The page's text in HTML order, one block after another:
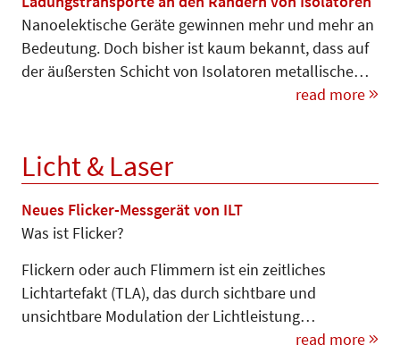
Nanoelektische Geräte gewinnen mehr und mehr an
Bedeutung. Doch bisher ist kaum bekannt, dass auf
der äußersten Schicht von Isolatoren metallische…
read more
Licht & Laser
Neues Flicker-Messgerät von ILT
Was ist Flicker?
Flickern oder auch Flimmern ist ein zeitliches
Lichtartefakt (TLA), das durch sichtbare und
unsichtbare Modulation der Lichtleistung…
read more